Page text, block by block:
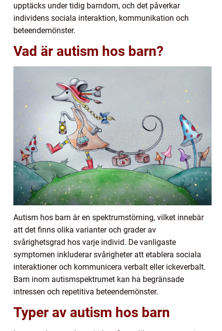
upptäcks under tidig barndom, och det påverkar
individens sociala interaktion, kommunikation och
beteendemönster.
Vad är autism hos barn?
Autism hos barn är en spektrumstörning, vilket innebär
att det finns olika varianter och grader av
svårighetsgrad hos varje individ. De vanligaste
symptomen inkluderar svårigheter att etablera sociala
interaktioner och kommunicera verbalt eller ickeverbalt.
Barn inom autismspektrumet kan ha begränsade
intressen och repetitiva beteendemönster.
Typer av autism hos barn